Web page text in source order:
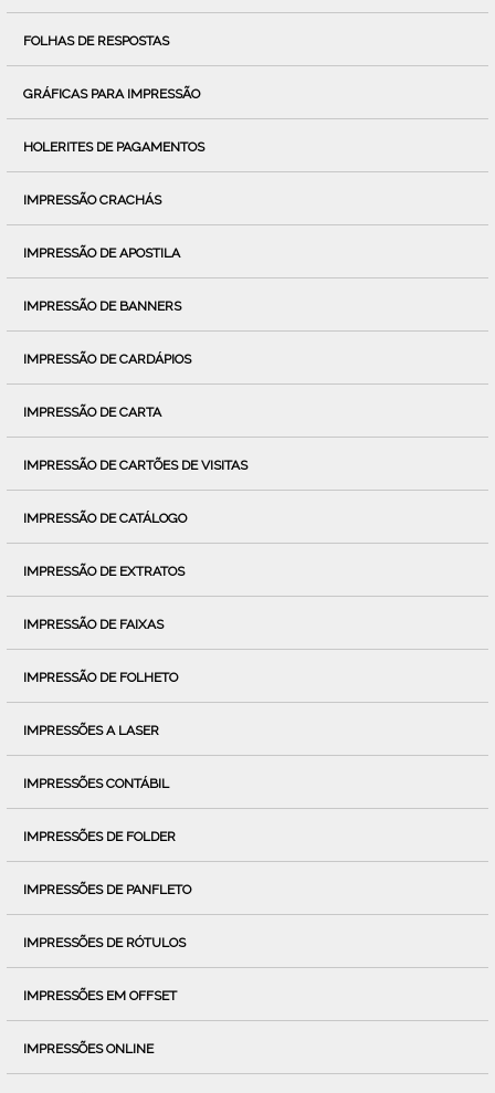
FOLHAS DE RESPOSTAS
GRÁFICAS PARA IMPRESSÃO
HOLERITES DE PAGAMENTOS
IMPRESSÃO CRACHÁS
IMPRESSÃO DE APOSTILA
IMPRESSÃO DE BANNERS
IMPRESSÃO DE CARDÁPIOS
IMPRESSÃO DE CARTA
IMPRESSÃO DE CARTÕES DE VISITAS
IMPRESSÃO DE CATÁLOGO
IMPRESSÃO DE EXTRATOS
IMPRESSÃO DE FAIXAS
IMPRESSÃO DE FOLHETO
IMPRESSÕES A LASER
IMPRESSÕES CONTÁBIL
IMPRESSÕES DE FOLDER
IMPRESSÕES DE PANFLETO
IMPRESSÕES DE RÓTULOS
IMPRESSÕES EM OFFSET
IMPRESSÕES ONLINE